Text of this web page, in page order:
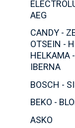
AEG
CANDY -
OTSEIN -
HELKAMA
IBERNA
BOSCH -
BEKO -
ASKO